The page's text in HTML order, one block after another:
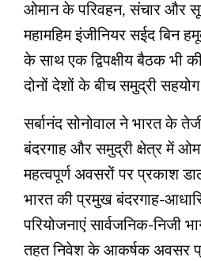
ओमान के परिवहन, संचार और
महामहिम इंजीनियर सईद बिन
के साथ एक द्विपक्षीय बैठक भी
दोनों देशों के बीच समुद्री सहयोग
सर्बानंद सोनोवाल ने भारत के
बंदरगाह और समुद्री क्षेत्र में
महत्वपूर्ण अवसरों पर प्रकाश
भारत की प्रमुख बंदरगाह-
परियोजनाएं सार्वजनिक-निजी
तहत निवेश के आकर्षक अवसर